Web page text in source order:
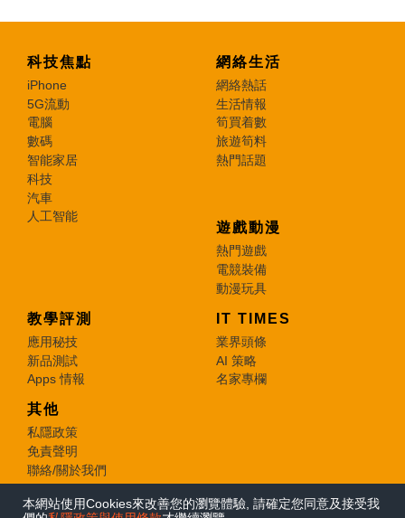
本網站使用Cookies來改善您的瀏覽體驗, 請確定您同意及接受我
科技焦點
iPhone
5G流動
電腦
數碼
智能家居
科技
汽車
人工智能
網絡生活
網絡熱話
生活情報
筍買着數
旅遊筍料
熱門話題
遊戲動漫
熱門遊戲
電競裝備
動漫玩具
教學評測
應用秘技
新品測試
Apps 情報
IT TIMES
業界頭條
AI 策略
名家專欄
其他
私隱政策
免責聲明
聯絡/關於我們
© 2026 e-zone. All Rights Reserved.